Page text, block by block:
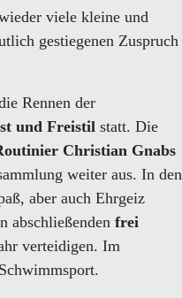
viele kleine und
gestiegenen Zuspruch
Rennen der
und Freistil statt. Die
Christian Gnabs
weiter aus. In den
aber auch Ehrgeiz
abschließenden frei
verteidigen. Im